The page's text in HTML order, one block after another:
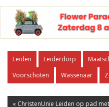
Leiden Leiderdorp
Voorschoten
Wassenaar
« ChristenUnie Leiden op pad